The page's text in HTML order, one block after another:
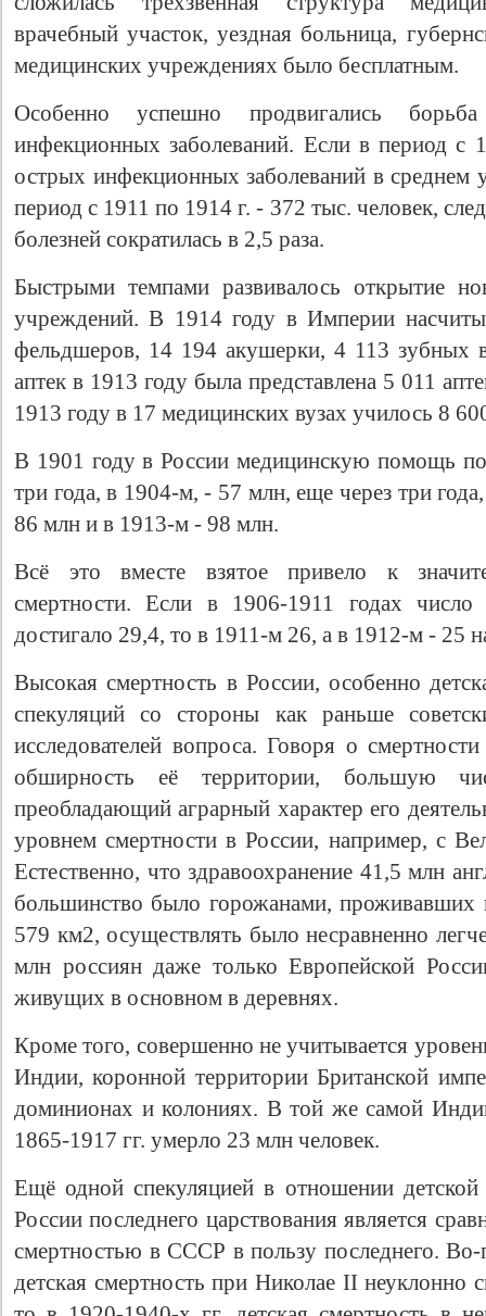
врачебный участок, уездная больница,
медицинских учреждениях было бесплатным.
Особенно успешно продвигались
инфекционных заболеваний. Если в период с
острых инфекционных заболеваний в среднем
период с 1911 по 1914 г. - 372 тыс. человек,
болезней сократилась в 2,5 раза.
Быстрыми темпами развивалось открытие
учреждений. В 1914 году в Империи
фельдшеров, 14 194 акушерки, 4 113 зубных
аптек в 1913 году была представлена 5 011
1913 году в 17 медицинских вузах училось 8
В 1901 году в России медицинскую помощь
три года, в 1904-м, - 57 млн, еще через три
86 млн и в 1913-м - 98 млн.
Всё это вместе взятое привело к
смертности. Если в 1906-1911 годах
достигало 29,4, то в 1911-м 26, а в 1912-м - 25
Высокая смертность в России, особенно
спекуляций со стороны как раньше
исследователей вопроса. Говоря о
обширность её территории, большую
преобладающий аграрный характер его
уровнем смертности в России, например, с
Естественно, что здравоохранение 41,5 млн
большинство было горожанами,
579 км2, осуществлять было несравненно
млн россиян даже только Европейской
живущих в основном в деревнях.
Кроме того, совершенно не учитывается
Индии, коронной территории Британской
доминионах и колониях. В той же самой
1865-1917 гг. умерло 23 млн человек.
Ещё одной спекуляцией в отношении
России последнего царствования является
смертностью в СССР в пользу последнего. Во-
детская смертность при Николае II неуклонно